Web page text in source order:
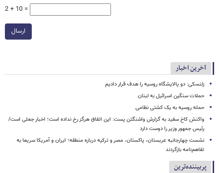
2 + 10 =
ارسال
آخرین اخبار
زلنسکی: دو پالایشگاه روسیه را هدف قرار دادیم
حملات سنگین اسرائیل به لبنان
حمله روسیه به یک کشتی نظامی
واکنش کاخ سفید به گزارش واشنگتن پست: این اتفاق هرگز رخ نداده است؛ اخبار جعلی است/
رئیس جمهور وزیر را دوست دارد
نشست چهارجانبه عربستان، پاکستان، مصر و ترکیه درباره منطقه؛ ایران و آمریکا سریعا به
تفاهم‌نامه بازگردند
پربیننده‌ترین